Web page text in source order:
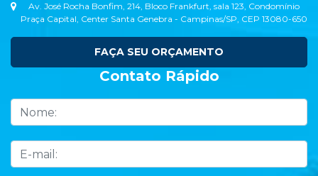
Av. José Rocha Bonfim, 214, Bloco Frankfurt, sala 123, Condomínio
Praça Capital, Center Santa Genebra - Campinas/SP, CEP 13080-650
FAÇA SEU ORÇAMENTO
Contato Rápido